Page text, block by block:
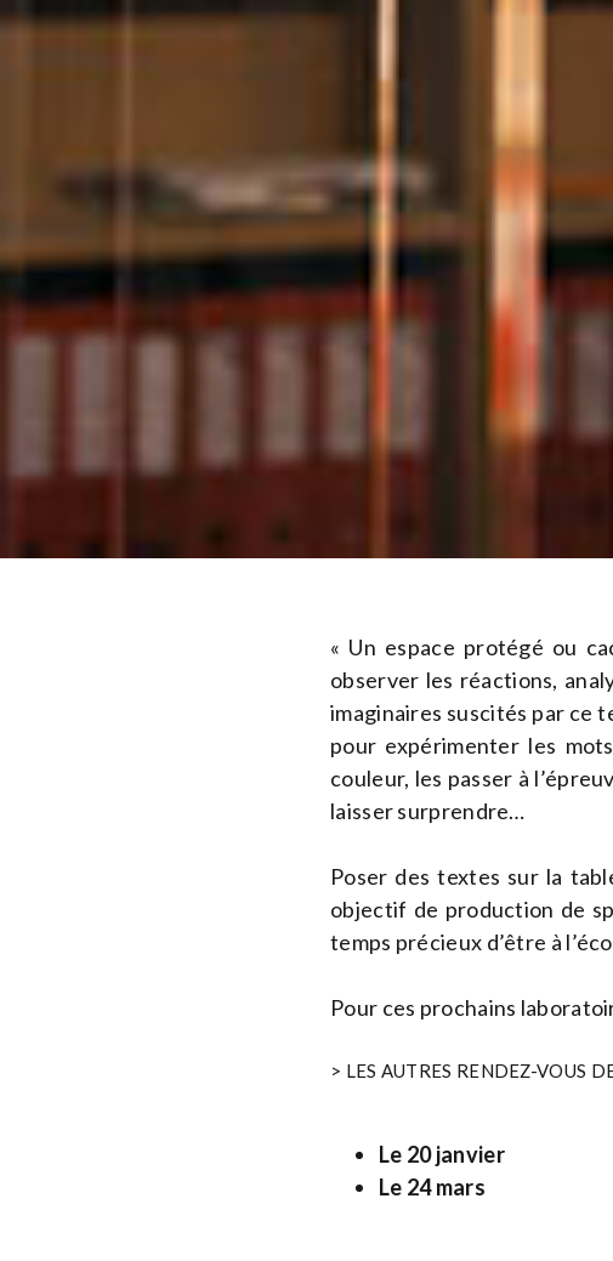
« Un espace protégé ou
observer les réactions,
imaginaires suscités par ce
pour expérimenter les
couleur, les passer à
laisser surprendre…
Poser des textes sur la
objectif de production de
temps précieux d’être à
Pour ces prochains
> LES AUTRES RENDEZ-VOUS
Le 20 janvier
Le 24 mars